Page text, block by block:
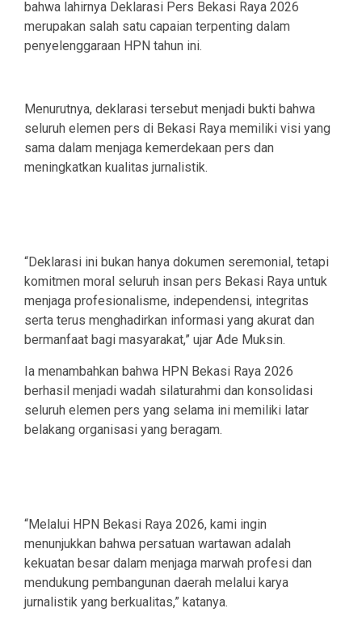
bahwa lahirnya Deklarasi Pers Bekasi Raya 2026
merupakan salah satu capaian terpenting dalam
penyelenggaraan HPN tahun ini.
Menurutnya, deklarasi tersebut menjadi bukti bahwa
seluruh elemen pers di Bekasi Raya memiliki visi yang
sama dalam menjaga kemerdekaan pers dan
meningkatkan kualitas jurnalistik.
“Deklarasi ini bukan hanya dokumen seremonial, tetapi
komitmen moral seluruh insan pers Bekasi Raya untuk
menjaga profesionalisme, independensi, integritas
serta terus menghadirkan informasi yang akurat dan
bermanfaat bagi masyarakat,” ujar Ade Muksin.
Ia menambahkan bahwa HPN Bekasi Raya 2026
berhasil menjadi wadah silaturahmi dan konsolidasi
seluruh elemen pers yang selama ini memiliki latar
belakang organisasi yang beragam.
“Melalui HPN Bekasi Raya 2026, kami ingin
menunjukkan bahwa persatuan wartawan adalah
kekuatan besar dalam menjaga marwah profesi dan
mendukung pembangunan daerah melalui karya
jurnalistik yang berkualitas,” katanya.